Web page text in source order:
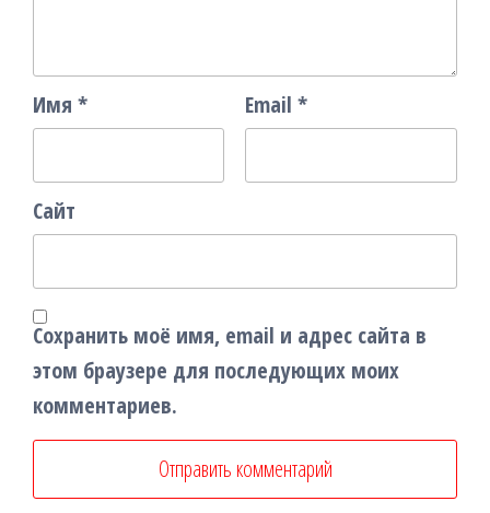
Имя * Email *
Сайт
Сохранить моё имя, email и адрес сайта в
этом браузере для последующих моих
комментариев.